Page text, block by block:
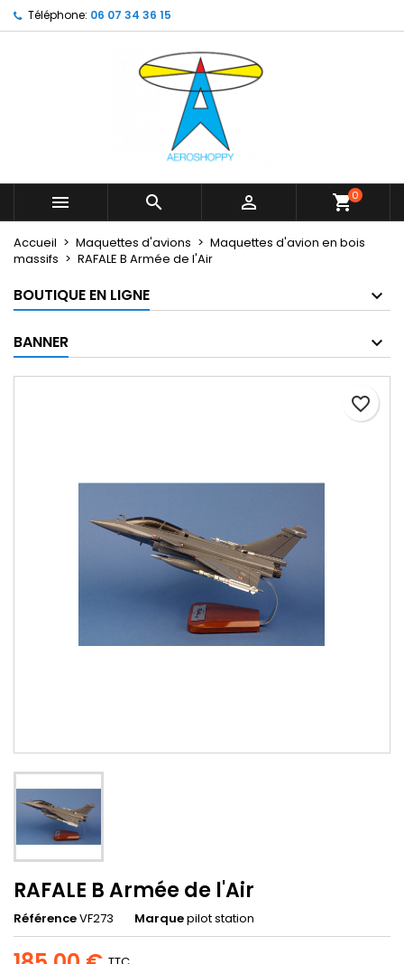
Téléphone: 06 07 34 36 15
   shopping_cart0
Accueil Maquettes d'avions
Maquettes d'avion en bois
massifs
RAFALE B Armée de l'Air
BOUTIQUE EN LIGNE
BANNER
RAFALE B Armée de l'Air
RéférenceVF273 Marquepilot station
favorite_border
My wishlists ×
Create new list
Créer une liste d'envies ×
Nom de la liste d'envies
Connexion ×
Vous devez être connecté pour ajouter des produits
Annuler